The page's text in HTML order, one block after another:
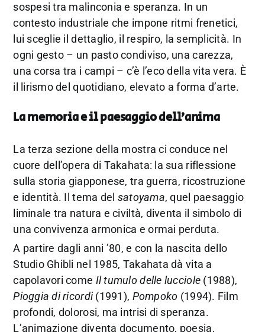
sospesi tra malinconia e speranza. In un
contesto industriale che impone ritmi frenetici,
lui sceglie il dettaglio, il respiro, la semplicità. In
ogni gesto – un pasto condiviso, una carezza,
una corsa tra i campi – c’è l’eco della vita vera. È
il lirismo del quotidiano, elevato a forma d’arte.
La memoria e il paesaggio dell’anima
La terza sezione della mostra ci conduce nel
cuore dell’opera di Takahata: la sua riflessione
sulla storia giapponese, tra guerra, ricostruzione
e identità. Il tema del satoyama, quel paesaggio
liminale tra natura e civiltà, diventa il simbolo di
una convivenza armonica e ormai perduta.
A partire dagli anni ’80, e con la nascita dello
Studio Ghibli nel 1985, Takahata dà vita a
capolavori come Il tumulo delle lucciole (1988),
Pioggia di ricordi(1991), Pompoko (1994). Film
profondi, dolorosi, ma intrisi di speranza.
L’animazione diventa documento, poesia,